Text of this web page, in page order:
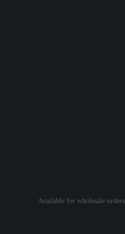
Available for wholesale